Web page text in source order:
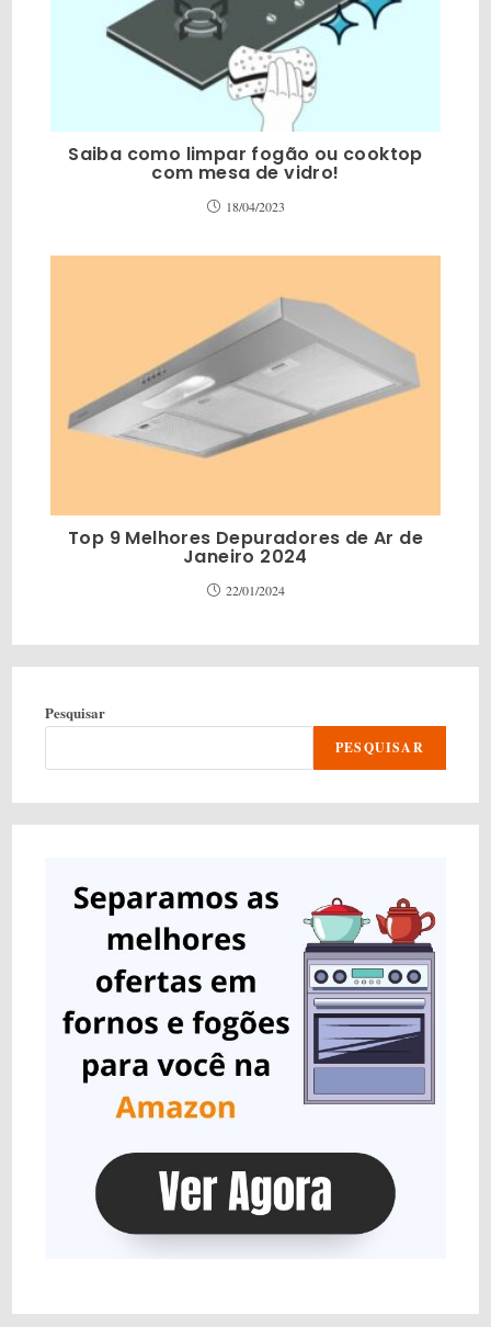
Saiba como limpar fogão ou cooktop
com mesa de vidro!
18/04/2023
Top 9 Melhores Depuradores de Ar de
Janeiro 2024
22/01/2024
Pesquisar
PESQUISAR